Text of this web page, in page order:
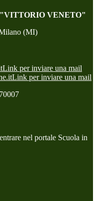
VENETO"
(MI)
Link per inviare una mail
Link per inviare una mail
nel portale Scuola in